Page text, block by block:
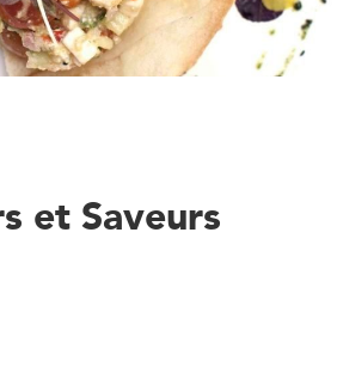
et Saveurs